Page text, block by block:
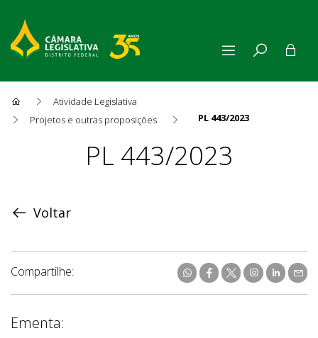
Atividade Legislativa
Projetos e outras proposições
PL 443/2023
ProposiçãoPL 443/2023
Voltar
Compartilhe:
Ementa: